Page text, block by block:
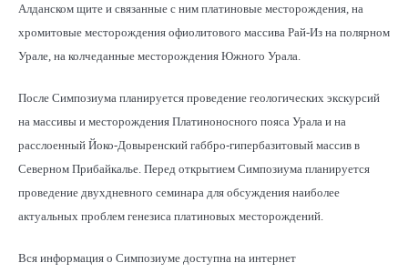
Алданском щите и связанные с ним платиновые месторождения, на
хромитовые месторождения офиолитового массива Рай-Из на полярном
Урале, на колчеданные месторождения Южного Урала.
После Симпозиума планируется проведение геологических экскурсий
на массивы и месторождения Платиноносного пояса Урала и на
расслоенный Йоко-Довыренский габбро-гипербазитовый массив в
Северном Прибайкалье. Перед открытием Симпозиума планируется
проведение двухдневного семинара для обсуждения наиболее
актуальных проблем генезиса платиновых месторождений.
Вся информация о Симпозиуме доступна на интернет